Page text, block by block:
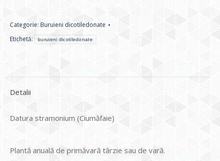
Categorie: Buruieni dicotiledonate
Etichetă:
buruieni dicotiledonate
Detalii
Datura stramonium (Ciumăfaie)
Plantă anuală de primăvară târzie sau de vară.